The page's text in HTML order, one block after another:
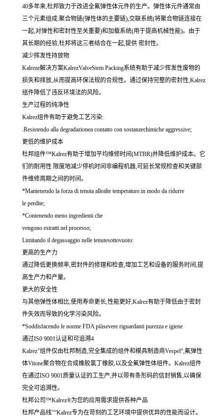
40多年来,杜邦致力于改进全氟弹性体元件的生产。弹性体元件通常由
三个元素组成:聚合物链(弹性体的主要链),交联系统(将聚合物链连接在
一起,对弹性和密封性至关重要)和加载系统(用于提高机械性能)。由于
其长期的经验,杜邦将这三者结合在一起,提供 密封性。
减少挥发性持放物
Kalreze解决方案KalrezValveStem Packing系统有助于减少挥发性废物的
损失和排放,从而提高环保法规的合规性。通过保持完整的密封性,Kalrez
组件降低了违反环境法的风险。
生产过程的纯净性
Kalrez组件有助于避免工艺污染:
.Resistendo alla degradazionea contatto con sostanzechimiche aggressive;
更低的维护成本
杜邦组件™Kalrez有助于增加平均维修时间(MTBR)并降低维护成本。它
们的耐用性 限度地减少停机时间非编程机器,可延长常规检查和关键部
件维修周期之间的时间。
*Mantenendo la forza di tenuta allealte temperature.in modo da ridurre
le perdite;
*Contenendo meno ingredienti che
vengono estratti nel processo;
Limitando il degassaggio nelle tenutesottovuoto:
更高的生产力
通过降低更换频率,密封件的修理和检查,增加工艺和设备的服务时间,提
高生产力和产量。
更大的安全性
与其他弹性体相比,使用寿命更长,性能更好,Kalrez有助于降低由于密封
件失效而导致的化学污染风险。
*Soddisfacendo le norme FDA piùsevere riguardanti purezza e igiene
通过IS0 9001认证和可追溯4
Kalrez"组件仅由杜邦制造,完全集成的组件和模具制造商Vespel°,氟弹性
体Vitone聚合物在合成橡胶氯丁橡胶,以及全氟弹性体组件。Kalrez组件
在通过ISO 9001质量认证的工生产,并以带有条形码的信封销售,以确保
完全可追溯性。
杜邦公司™Kalrez®为您的应用需求提供各种产品
杜邦产品线"“Kalrez专为在苛刻的工艺环境中提供优异的性能而设计。